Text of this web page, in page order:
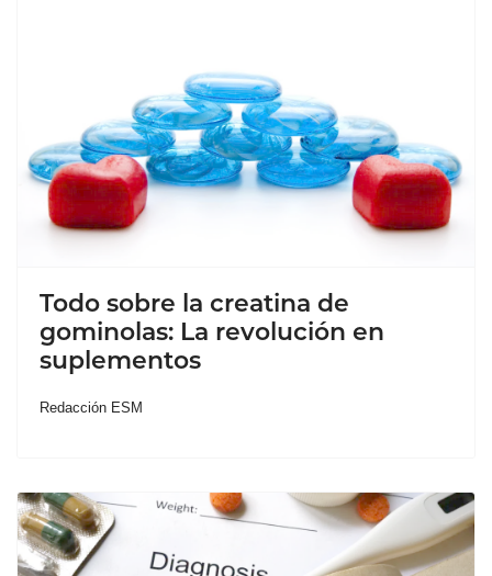
Todo sobre la creatina de
gominolas: La revolución en
suplementos
Redacción ESM